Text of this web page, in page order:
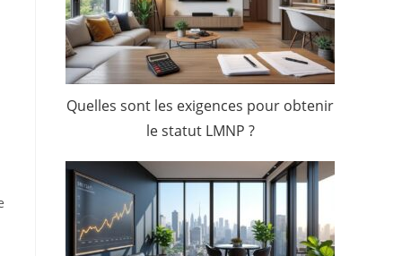
Quelles sont les exigences pour obtenir
le statut LMNP ?